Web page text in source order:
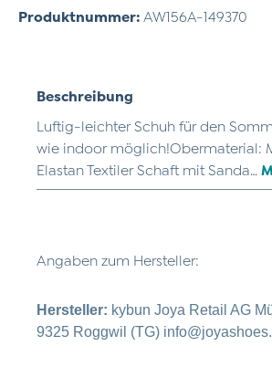
Produktnummer: AW156A-149370
Beschreibung
Luftig-leichter Schuh für den
wie indoor möglich!Obermaterial:
Elastan Textiler Schaft mit Sanda…
Angaben zum Hersteller:
Hersteller: kybun Joya Retail AG
9325 Roggwil (TG)